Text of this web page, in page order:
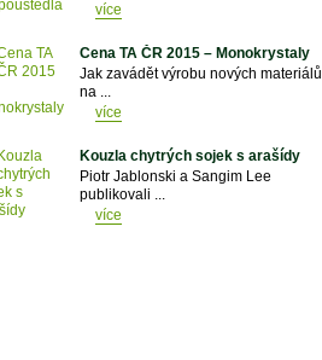
více
Cena TA ČR 2015 – Monokrystaly
Jak zavádět výrobu nových materiálů
na ...
více
Kouzla chytrých sojek s arašídy
Piotr Jablonski a Sangim Lee
publikovali ...
více